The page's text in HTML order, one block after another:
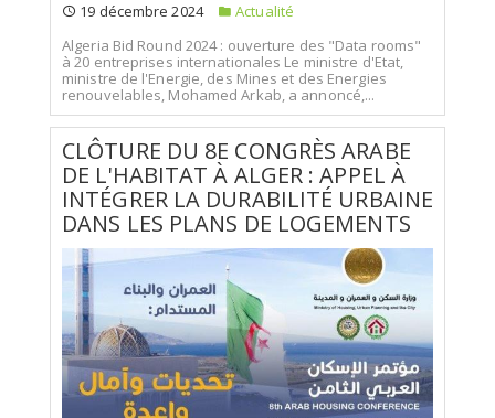
19 décembre 2024
Actualité
Algeria Bid Round 2024 : ouverture des "Data rooms"
à 20 entreprises internationales Le ministre d'Etat,
ministre de l'Energie, des Mines et des Energies
renouvelables, Mohamed Arkab, a annoncé,...
CLÔTURE DU 8E CONGRÈS ARABE
DE L'HABITAT À ALGER : APPEL À
INTÉGRER LA DURABILITÉ URBAINE
DANS LES PLANS DE LOGEMENTS